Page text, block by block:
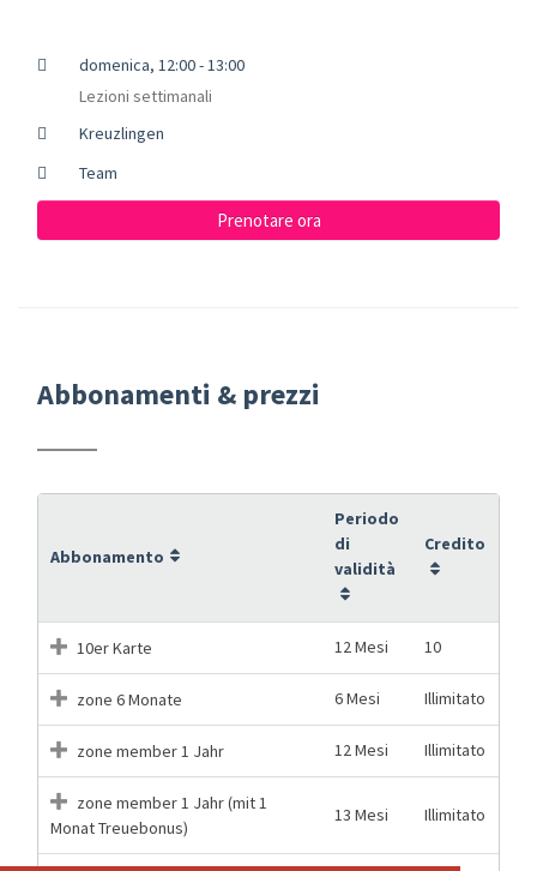
domenica, 12:00 - 13:00
Lezioni settimanali
Kreuzlingen
Team
Prenotare ora
Abbonamenti & prezzi
Abbonamento
Periodo
di
validità
Credito
10er Karte 12 Mesi 10
zone 6 Monate 6 Mesi Illimitato
zone member 1 Jahr 12 Mesi Illimitato
zone member 1 Jahr (mit 1
Monat Treuebonus)
13 Mesi Illimitato